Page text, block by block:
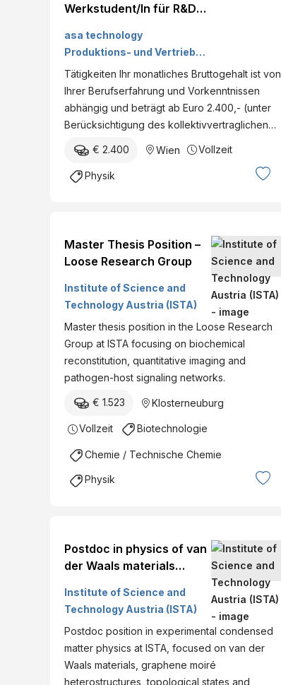
Werkstudent/In für R&D
asa technology
Produktions- und Vertriebs
GmbH
Tätigkeiten Ihr monatliches Bruttogehalt ist von
Ihrer Berufserfahrung und Vorkenntnissen
abhängig und beträgt ab Euro 2.400,- (unter
Berücksichtigung des kollektivvertraglichen…
€ 2.400 Wien Vollzeit
Physik
Master Thesis Position –
Loose Research Group
Institute of Science and
Technology Austria (ISTA)
Master thesis position in the Loose Research
Group at ISTA focusing on biochemical
reconstitution, quantitative imaging and
pathogen-host signaling networks.
€ 1.523 Klosterneuburg
Vollzeit Biotechnologie
Chemie / Technische Chemie
Physik
Postdoc in physics of van
der Waals materials
Institute of Science and
Technology Austria (ISTA)
Postdoc position in experimental condensed
matter physics at ISTA, focused on van der
Waals materials, graphene moiré
heterostructures, topological states and